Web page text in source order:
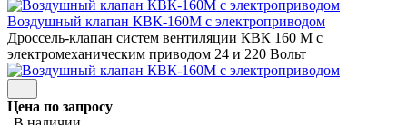
Воздушный клапан КВК-160М с электроприводом
Дроссель-клапан систем вентиляции КВК 160 М с
электромеханическим приводом 24 и 220 Вольт
Цена по запросу